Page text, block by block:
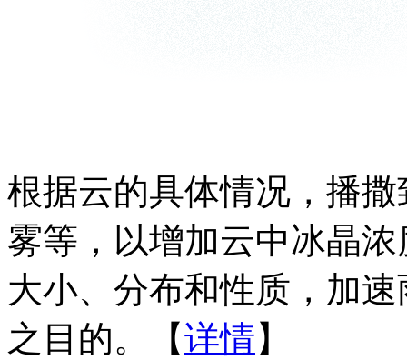
根据云的具体情况，播
雾等，以增加云中冰晶
大小、分布和性质，加
之目的。【详情】